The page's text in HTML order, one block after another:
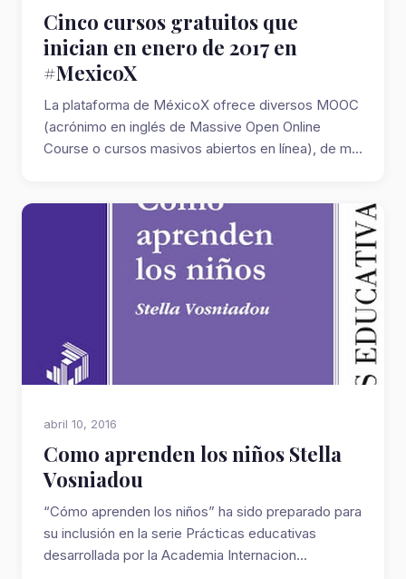
Cinco cursos gratuitos que
inician en enero de 2017 en
#MexicoX
La plataforma de MéxicoX ofrece diversos MOOC
(acrónimo en inglés de Massive Open Online
Course o cursos masivos abiertos en línea), de m...
abril 10, 2016
Como aprenden los niños Stella
Vosniadou
“Cómo aprenden los niños” ha sido preparado para
su inclusión en la serie Prácticas educativas
desarrollada por la Academia Internacion...